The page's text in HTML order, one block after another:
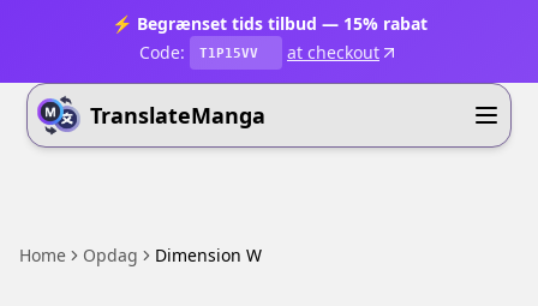
⚡ Begrænset tids tilbud — 15% rabat
Code:
T1P15VV at checkout
TranslateManga
Home Opdag Dimension W